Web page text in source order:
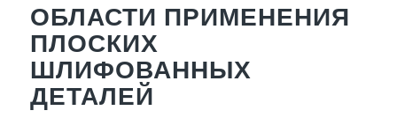
ОБЛАСТИ ПРИМЕНЕНИЯ
ПЛОСКИХ
ШЛИФОВАННЫХ
ДЕТАЛЕЙ